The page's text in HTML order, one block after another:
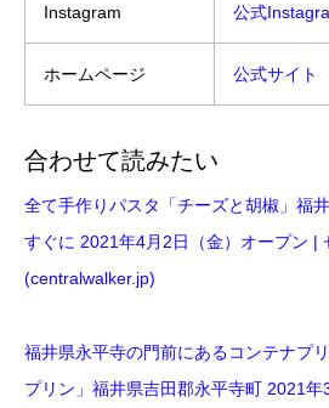
Instagram 公式
ホームページ 公式サイト
合わせて読みたい
全て手作りパスタ「チーズと胡椒」福
すぐに 2021年4月2日（金）オープン |
(centralwalker.jp)
福井県永平寺の門前にあるコンテナプ
プリン」福井県吉田郡永平寺町 2021